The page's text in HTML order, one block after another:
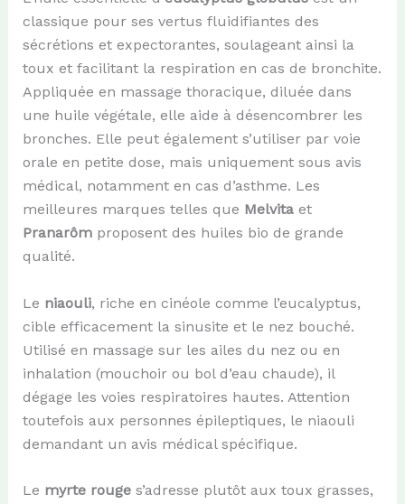
classique pour ses vertus fluidifiantes des
sécrétions et expectorantes, soulageant ainsi la
toux et facilitant la respiration en cas de bronchite.
Appliquée en massage thoracique, diluée dans
une huile végétale, elle aide à désencombrer les
bronches. Elle peut également s’utiliser par voie
orale en petite dose, mais uniquement sous avis
médical, notamment en cas d’asthme. Les
meilleures marques telles que Melvitaet
Pranarômproposent des huiles bio de grande
qualité.
Le niaouli, riche en cinéole comme l’eucalyptus,
cible efficacement la sinusite et le nez bouché.
Utilisé en massage sur les ailes du nez ou en
inhalation (mouchoir ou bol d’eau chaude), il
dégage les voies respiratoires hautes. Attention
toutefois aux personnes épileptiques, le niaouli
demandant un avis médical spécifique.
Le myrte rouges’adresse plutôt aux toux grasses,